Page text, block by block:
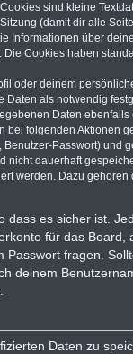
sind kleine
(damit dir alle
über
Cookies haben
oder deinem
als notwendig
Daten
folgenden Aktionen
Passwort)
nicht dauerhaft
werden. Dazu
es sicher ist.
für das
fragen.
deinem
Daten zu